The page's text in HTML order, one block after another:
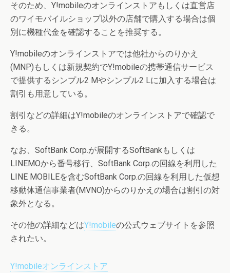
そのため、Y!mobileのオンラインストアもしくは直営店
のワイモバイルショップ以外の店舗で購入する場合は個
別に機種代金を確認することを推奨する。
Y!mobileのオンラインストアでは他社からのりかえ
(MNP)もしくは新規契約でY!mobileの携帯通信サービス
で提供するシンプル2 Mやシンプル2 Lに加入する場合は
割引も用意している。
割引などの詳細はY!mobileのオンラインストアで確認で
きる。
なお、SoftBank Corp.が展開するSoftBankもしくは
LINEMOから番号移行、SoftBank Corp.の回線を利用した
LINE MOBILEを含むSoftBank Corp.の回線を利用した仮想
移動体通信事業者(MVNO)からのりかえの場合は割引の対
象外となる。
その他の詳細などはY!mobileの公式ウェブサイトを参照
されたい。
Y!mobileオンラインストア